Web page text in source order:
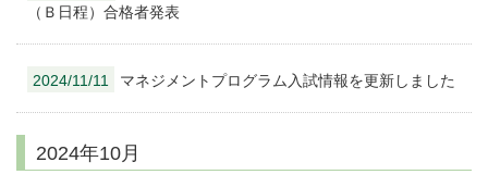
（Ｂ日程）合格者発表
2024/11/11 マネジメントプログラム入試情報を更新しました
2024年10月